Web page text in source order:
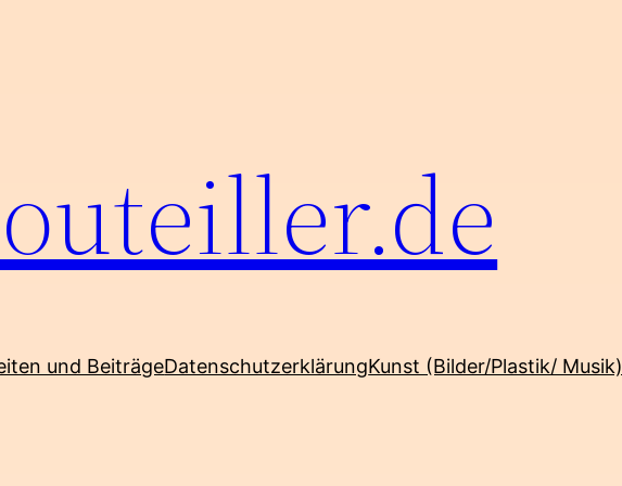
und BeiträgeDatenschutzerklärungKunst (Bilder/Plastik/ Musik)